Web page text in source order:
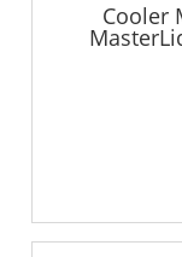
Cooler